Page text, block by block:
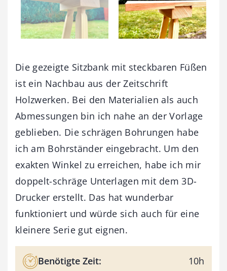
Die gezeigte Sitzbank mit steckbaren Füßen
ist ein Nachbau aus der Zeitschrift
Holzwerken. Bei den Materialien als auch
Abmessungen bin ich nahe an der Vorlage
geblieben. Die schrägen Bohrungen habe
ich am Bohrständer eingebracht. Um den
exakten Winkel zu erreichen, habe ich mir
doppelt-schräge Unterlagen mit dem 3D-
Drucker erstellt. Das hat wunderbar
funktioniert und würde sich auch für eine
kleinere Serie gut eignen.
Benötigte Zeit: 10h